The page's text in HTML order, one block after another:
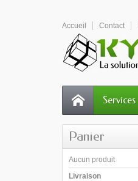
Accueil Contact
Services
Panier
Aucun produit
Livraison